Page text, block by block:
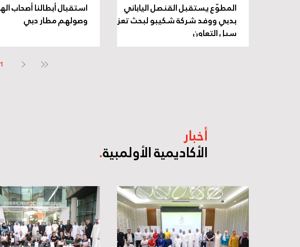
المطوّع يستقبل القنصل الياباني
بدبي ووفد شركة شكيبو لبحث تعزيز
سبل التعاون
استقبال أبطالنا أصحاب
وصولهم مطار دبي
1
أخبار
الأكاديمية الأولمبية.